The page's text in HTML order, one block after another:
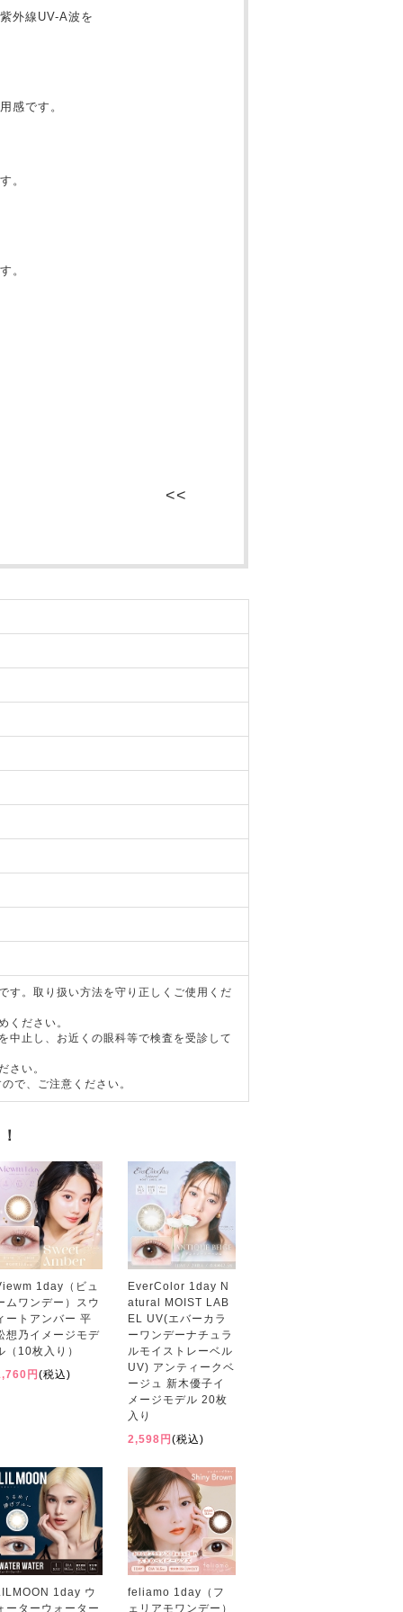
外線UV-A波を
感です。
。
。
す。取り扱い方法を守り正しくご使用くだ
ください。
中止し、お近くの眼科等で検査を受診して
さい。
で、ご注意ください。
1day（ビュ
ムワンデー）スウ
ートアンバー 平
想乃イメージモデ
（10枚入り）
円(税込)
EverColor 1day N
atural MOIST LAB
EL UV(エバーカラ
ーワンデーナチュラ
ルモイストレーベル
UV) アンティークベ
ージュ 新木優子イ
メージモデル 20枚
入り
2,598円(税込)
1day ウ
ーターウォーター
feliamo 1day（フ
ェリアモワンデー）